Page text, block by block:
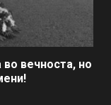
вечноста, но